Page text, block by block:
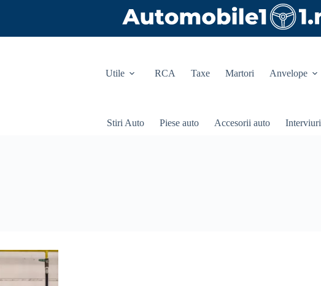
Utile RCA Taxe Martori Anvelope
Stiri Auto Piese auto Accesorii auto Interviuri